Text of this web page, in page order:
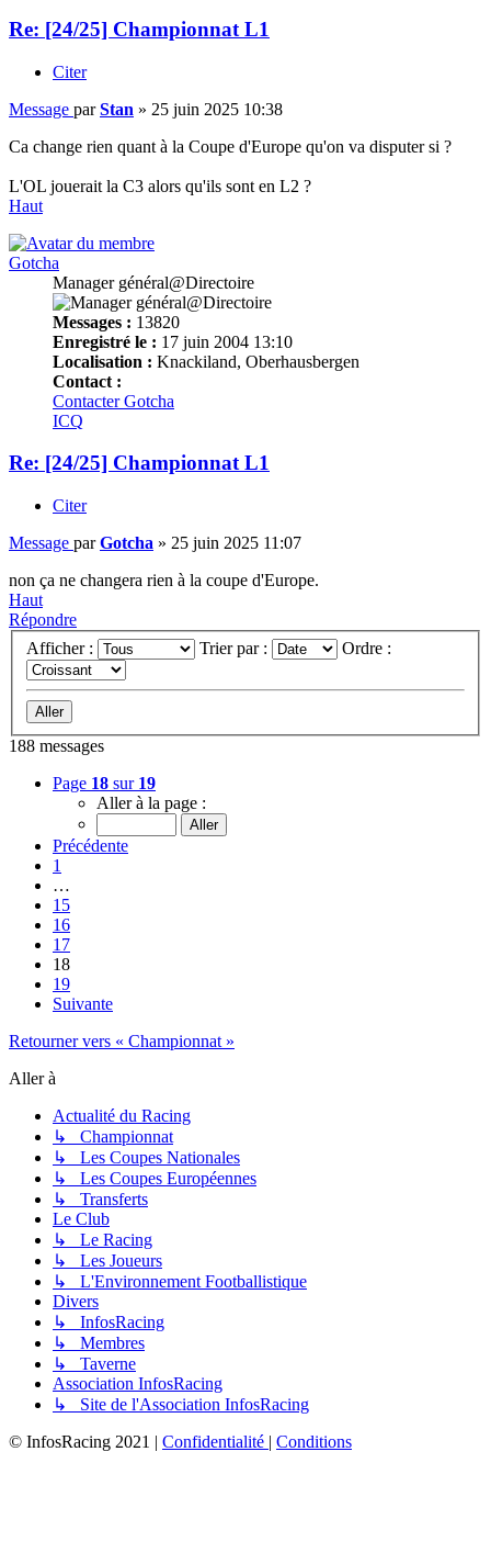
Re: [24/25] Championnat L1
Citer
Message parStan » 25 juin 2025 10:38
Ca change rien quant à la Coupe d'Europe qu'on va disputer si ?
L'OL jouerait la C3 alors qu'ils sont en L2 ?
Haut
Gotcha
Manager général@Directoire
Messages : 13820
Enregistré le : 17 juin 2004 13:10
Localisation : Knackiland, Oberhausbergen
Contact :
Contacter Gotcha
ICQ
Re: [24/25] Championnat L1
Citer
Message parGotcha » 25 juin 2025 11:07
non ça ne changera rien à la coupe d'Europe.
Haut
Répondre
Afficher :
Trier par : Ordre :
188 messages
Page 18 sur 19
Aller à la page :
Précédente
1
…
15
16
17
18
19
Suivante
Retourner vers « Championnat »
Aller à
Actualité du Racing
↳ Championnat
↳ Les Coupes Nationales
↳ Les Coupes Européennes
↳ Transferts
Le Club
↳ Le Racing
↳ Les Joueurs
↳ L'Environnement Footballistique
Divers
↳ InfosRacing
↳ Membres
↳ Taverne
Association InfosRacing
↳ Site de l'Association InfosRacing
© InfosRacing 2021 | Confidentialité | Conditions